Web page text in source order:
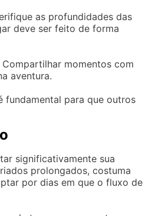
as profundidades das
deve ser feito de forma
momentos com
aventura.
fundamental para que outros
significativamente sua
prolongados, costuma
por dias em que o fluxo de